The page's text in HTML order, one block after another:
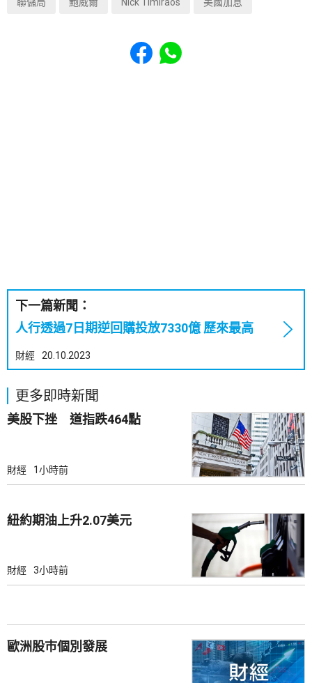
Share to Facebook
Share to WhatsApp
下一篇新聞：
人行透過7日期逆回購投放7330億 歷來最高
財經 20.10.2023
更多即時新聞
美股下挫 道指跌464點
財經 1小時前
紐約期油上升2.07美元
財經 3小時前
歐洲股巿個別發展